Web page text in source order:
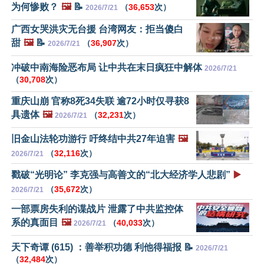
为何惨败？ 🖼️📝 2026/7/21 （36,653次）
广西女哭洪灾无台援 台湾网友：拒当傻白
甜 🖼️📝 2026/7/21 （36,907次）
冲破中南海险恶布局 让中共在末日疯狂中解体 2026/7/21
（30,708次）
重庆山崩 官称8死34失联 逾72小时仅寻获8
具遗体 🖼️ 2026/7/21 （32,231次）
旧金山法轮功游行 吁终结中共27年迫害 🖼️
2026/7/21 （32,116次）
戳破“光明论” 李克强与高善文的“北大经济学人悲剧” ▶️
2026/7/21 （35,672次）
一部票房失利的谍战片 泄露了中共监控体
系的真面目 🖼️ 2026/7/21 （40,033次）
天下奇谭 (615) ：善举积功德 利他得福报 📝 2026/7/21
（32,484次）